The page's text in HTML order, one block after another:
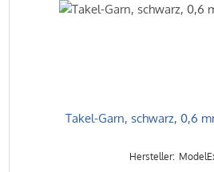
Takel-Garn, schwarz, 0,6